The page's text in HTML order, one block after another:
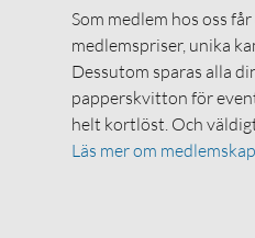
Som medlem hos oss
medlemspriser, unika
Dessutom sparas alla
papperskvitton för
helt kortlöst. Och
Läs mer om